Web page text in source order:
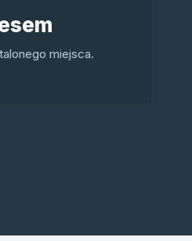
miejsca.